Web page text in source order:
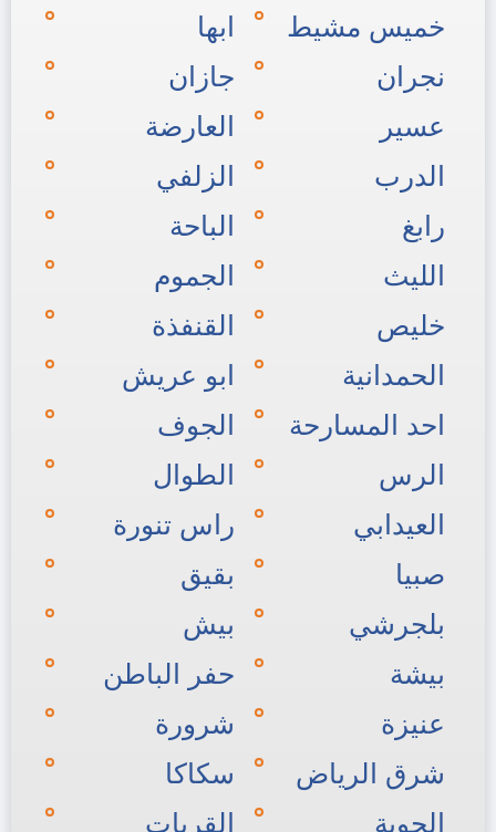
خميس مشيط
ابها
نجران
جازان
عسير
العارضة
الدرب
الزلفي
رابغ
الباحة
الليث
الجموم
خليص
القنفذة
الحمدانية
ابو عريش
احد المسارحة
الجوف
الرس
الطوال
العيدابي
راس تنورة
صبيا
بقيق
بلجرشي
بيش
بيشة
حفر الباطن
عنيزة
شرورة
شرق الرياض
سكاكا
الحوية
القريات